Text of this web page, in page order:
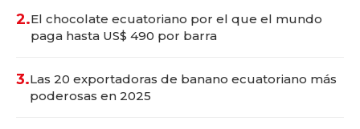
2.El chocolate ecuatoriano por el que el mundo
paga hasta US$ 490 por barra
3.Las 20 exportadoras de banano ecuatoriano más
poderosas en 2025